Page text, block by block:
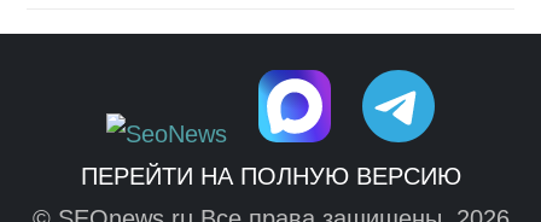
ПЕРЕЙТИ НА ПОЛНУЮ ВЕРСИЮ